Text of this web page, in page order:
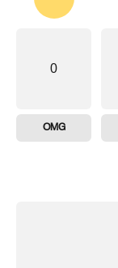
0
OMG